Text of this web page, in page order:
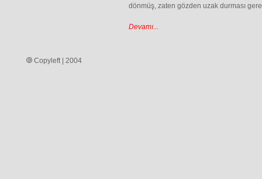
dönmüş, zaten gözden uzak durması
Devamı...
Copyleft | 2004